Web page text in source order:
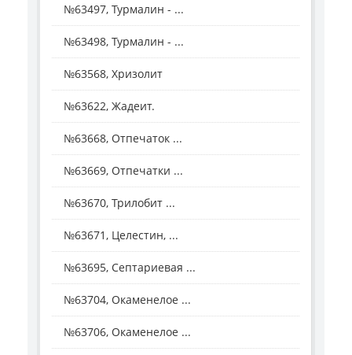
№63497, Турмалин - ...
№63498, Турмалин - ...
№63568, Хризолит
№63622, Жадеит.
№63668, Отпечаток ...
№63669, Отпечатки ...
№63670, Трилобит ...
№63671, Целестин, ...
№63695, Септариевая ...
№63704, Окаменелое ...
№63706, Окаменелое ...